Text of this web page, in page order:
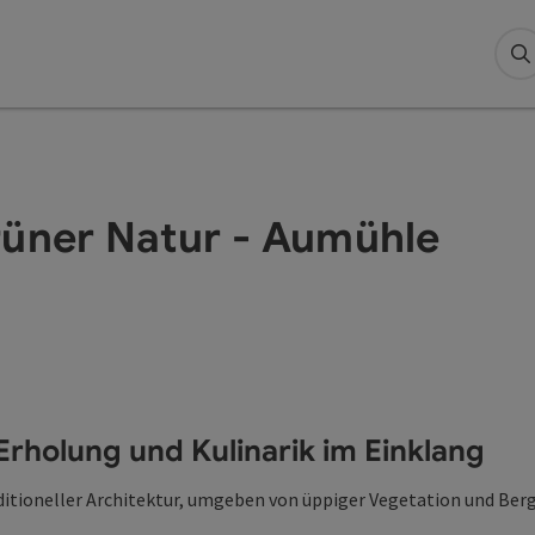
Natur - Aumühle
und Kulinarik im Einklang